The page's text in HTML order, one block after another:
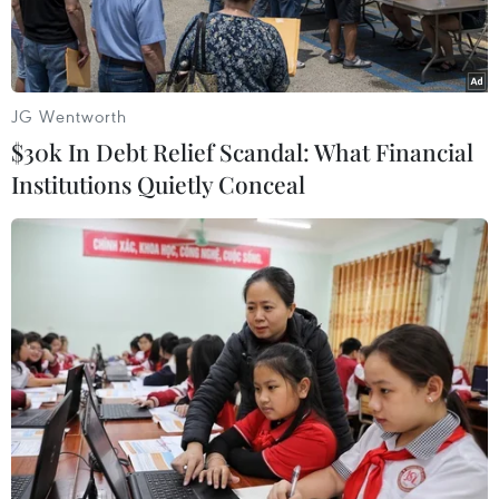
Thủ tướng Anh Theresa May tại London ngày 21/3. (Nguồn:
AFP/TTXVN)
Theo phóng viên TTXVN tại London, ngày 12/4,
Thủ tướng Anh Theresa May đã triệu tập cuộc
họp khẩn cấp các thành viên nội các để bàn về
cách thức phản ứng đối với Chính phủ Syria sau
JG Wentworth
$30k In Debt Relief Scandal: What Financial
Institutions Quietly Conceal